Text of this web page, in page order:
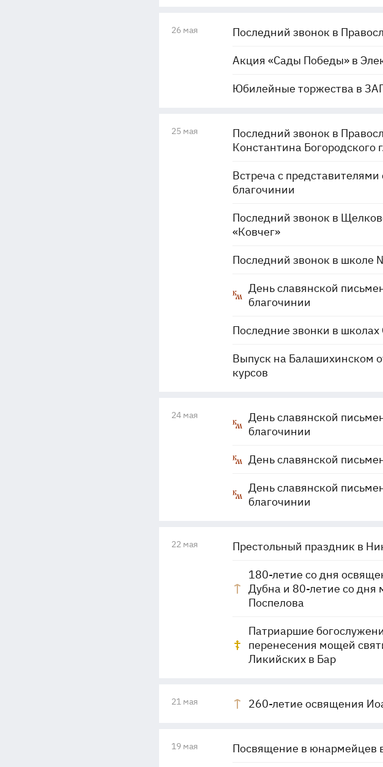
26 мая
Последний звонок в
Акция «Сады Победы» в
Юбилейные торжества в
25 мая
Последний звонок в
Константина Богородского
Встреча с
благочинии
Последний звонок в
«Ковчег»
Последний звонок в школе
День славянской
благочинии
Последние звонки в
Выпуск на Балашихинском
курсов
24 мая
День славянской
благочинии
День славянской
День славянской
благочинии
22 мая
Престольный праздник в
180-летие со дня
Дубна и 80-летие со
Поспелова
Патриаршие
перенесения мощей
Ликийских в Бар
21 мая 260-летие освящения
19 мая
Посвящение в юнармейцев